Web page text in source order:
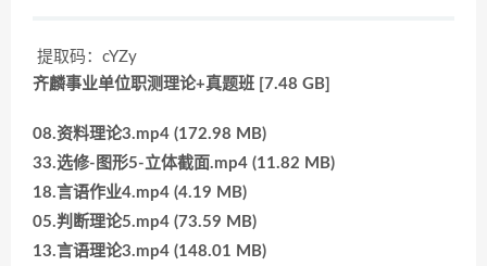
提取码：cYZy
齐麟事业单位职测理论+真题班 [7.48 GB]
08.资料理论3.mp4 (172.98 MB)
33.选修-图形5-立体截面.mp4 (11.82 MB)
18.言语作业4.mp4 (4.19 MB)
05.判断理论5.mp4 (73.59 MB)
13.言语理论3.mp4 (148.01 MB)